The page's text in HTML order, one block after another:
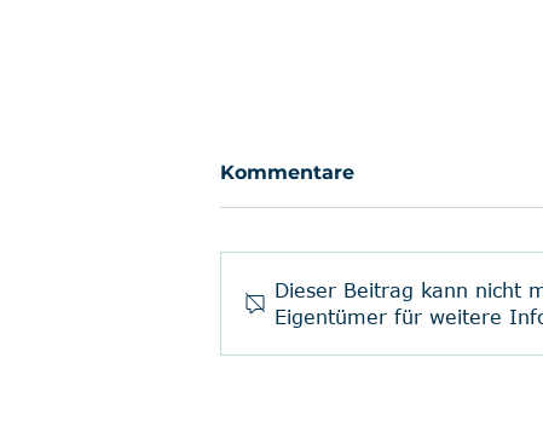
Kommentare
Dieser Beitrag kann nicht
Eigentümer für weitere